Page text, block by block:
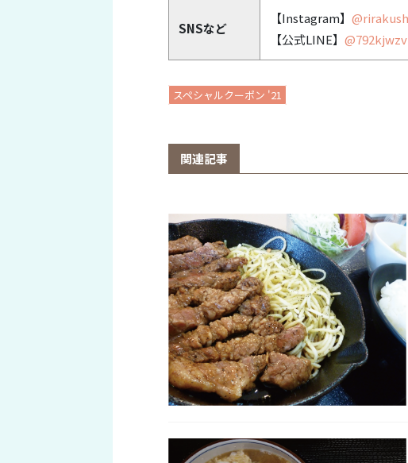
SNSなど
【Instagram】
【公式LINE】 @792kjwzv
スペシャルクーポン '21
関連記事